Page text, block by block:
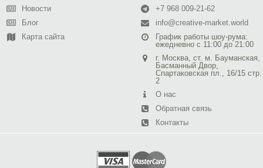
Новости
Блог
Карта сайта
+7 968 009-21-62
info@creative-market.world
График работы шоу-рума:
ежедневно с 11:00 до 21:00
г. Москва, ст. м. Бауманская,
Басманный Двор,
Спартаковская пл., 16/15 стр.
2
О нас
Обратная связь
Контакты